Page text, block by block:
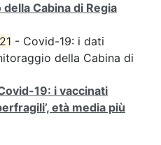
Cabina di Regia
- Covid-19: i dati
della Cabina di
19: i vaccinati
età media più